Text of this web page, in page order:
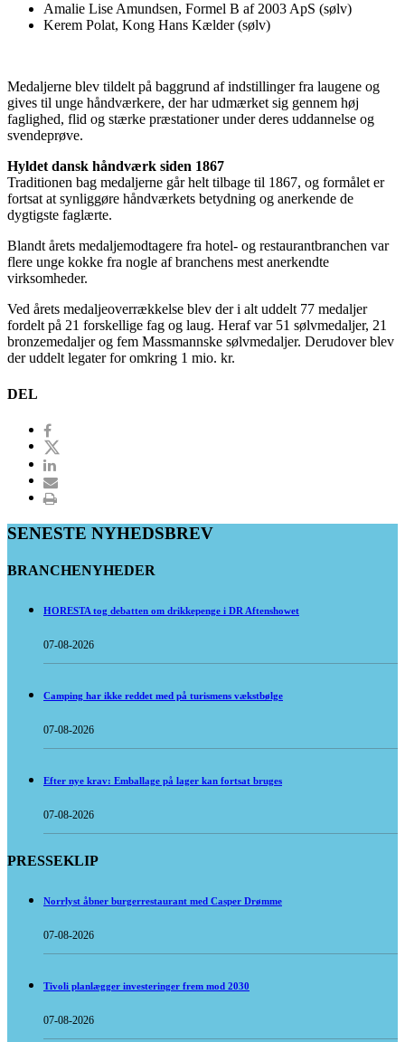
Amalie Lise Amundsen, Formel B af 2003 ApS (sølv)
Kerem Polat, Kong Hans Kælder (sølv)
Medaljerne blev tildelt på baggrund af indstillinger fra laugene og
gives til unge håndværkere, der har udmærket sig gennem høj
faglighed, flid og stærke præstationer under deres uddannelse og
svendeprøve.
Hyldet dansk håndværk siden 1867
Traditionen bag medaljerne går helt tilbage til 1867, og formålet er
fortsat at synliggøre håndværkets betydning og anerkende de
dygtigste faglærte.
Blandt årets medaljemodtagere fra hotel- og restaurantbranchen var
flere unge kokke fra nogle af branchens mest anerkendte
virksomheder.
Ved årets medaljeoverrækkelse blev der i alt uddelt 77 medaljer
fordelt på 21 forskellige fag og laug. Heraf var 51 sølvmedaljer, 21
bronzemedaljer og fem Massmannske sølvmedaljer. Derudover blev
der uddelt legater for omkring 1 mio. kr.
DEL
SENESTE NYHEDSBREV
BRANCHENYHEDER
HORESTA tog debatten om drikkepenge i DR Aftenshowet
07-08-2026
Camping har ikke reddet med på turismens vækstbølge
07-08-2026
Efter nye krav: Emballage på lager kan fortsat bruges
07-08-2026
PRESSEKLIP
Norrlyst åbner burgerrestaurant med Casper Drømme
07-08-2026
Tivoli planlægger investeringer frem mod 2030
07-08-2026